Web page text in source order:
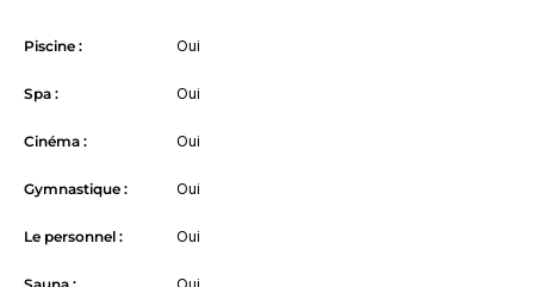
Piscine : Oui
Spa : Oui
Cinéma : Oui
Gymnastique : Oui
Le personnel : Oui